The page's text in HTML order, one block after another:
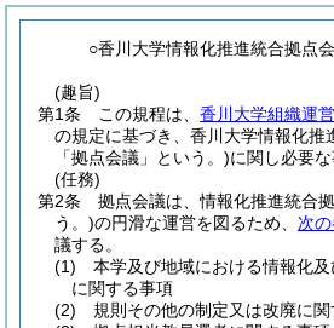
○香川大学情報化推進統合拠点
(趣旨)
第1条
この規程は、 香川大学組織運
の規定に基づき、香川大学情報化推
「拠点会議」という。)に関し必要な
(任務)
第2条
拠点会議は、情報化推進統合
う。)の円滑な運営を図るため、 次
議する。
(1)
本学及び地域における情報化
に関する事項
(2)
規則その他の制定又は改廃に